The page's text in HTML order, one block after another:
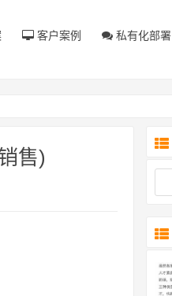
客户案例 私有化部署
售)